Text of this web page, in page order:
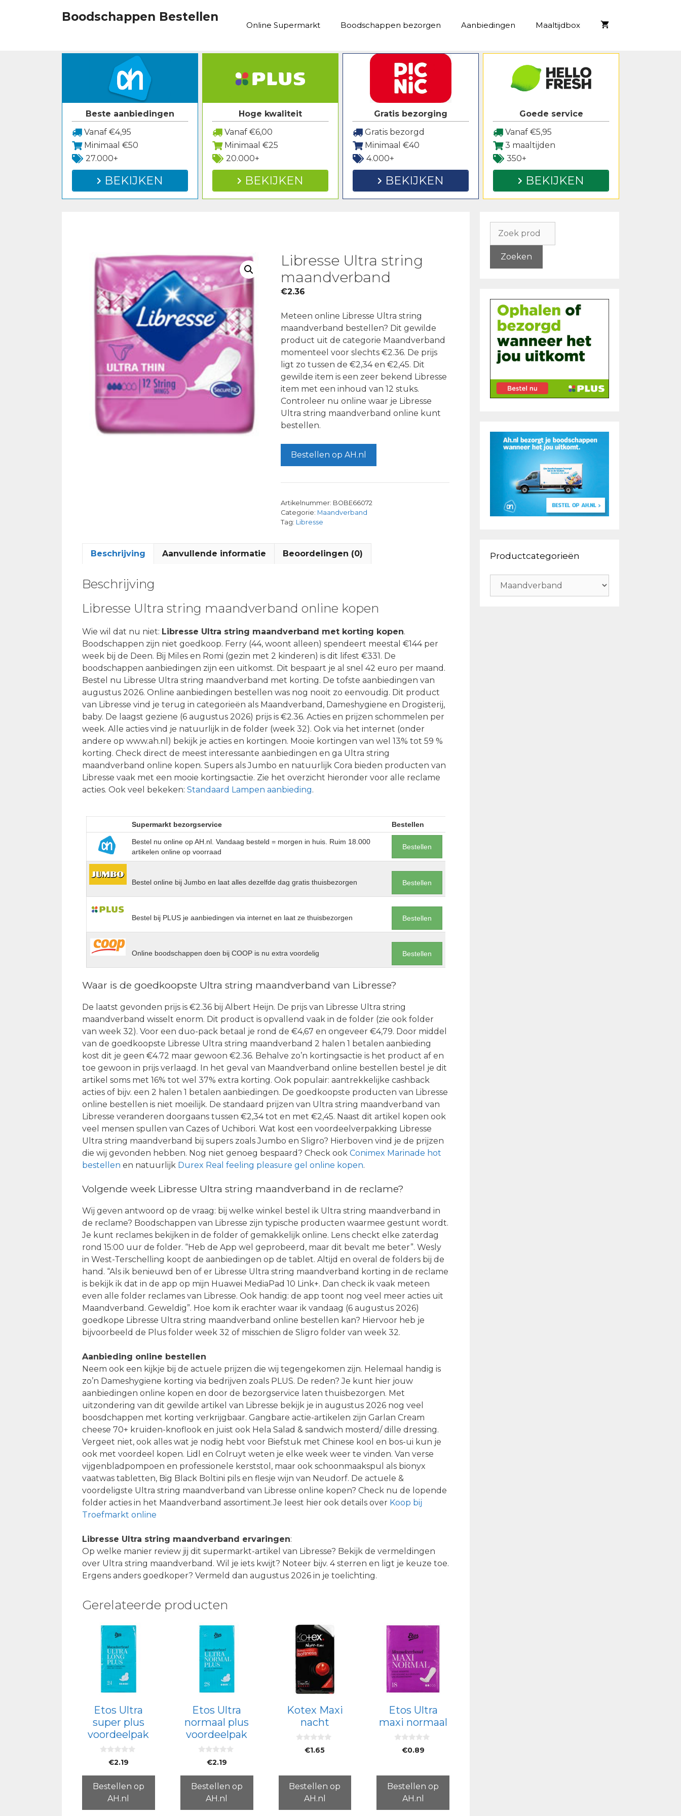
Boodschappen Bestellen
Online Supermarkt Boodschappen bezorgen Aanbiedingen Maaltijdbox
Beste aanbiedingen
Vanaf €4,95
Minimaal €50
27.000+
BEKIJKEN
Hoge kwaliteit
Vanaf €6,00
Minimaal €25
20.000+
BEKIJKEN
Gratis bezorging
Gratis bezorgd
Minimaal €40
4.000+
BEKIJKEN
Goede service
Vanaf €5,95
3 maaltijden
350+
BEKIJKEN
Libresse Ultra string
maandverband
€2.36
Meteen online Libresse Ultra string
maandverband bestellen? Dit gewilde
product uit de categorie Maandverband
momenteel voor slechts €2.36. De prijs
ligt zo tussen de €2,34 en €2,45. Dit
gewilde item is een zeer bekend Libresse
item met een inhoud van 12 stuks.
Controleer nu online waar je Libresse
Ultra string maandverband online kunt
bestellen.
Bestellen op AH.nl
Artikelnummer: BOBE66072
Categorie: Maandverband
Tag: Libresse
Beschrijving Aanvullende informatie Beoordelingen (0)
Beschrijving
Libresse Ultra string maandverband online kopen
Wie wil dat nu niet: Libresse Ultra string maandverband met korting kopen.
Boodschappen zijn niet goedkoop. Ferry (44, woont alleen) spendeert meestal €144 per
week bij de Deen. Bij Miles en Romi (gezin met 2 kinderen) is dit lifest €331. De
boodschappen aanbiedingen zijn een uitkomst. Dit bespaart je al snel 42 euro per maand.
Bestel nu Libresse Ultra string maandverband met korting. De tofste aanbiedingen van
augustus 2026. Online aanbiedingen bestellen was nog nooit zo eenvoudig. Dit product
van Libresse vind je terug in categorieën als Maandverband, Dameshygiene en Drogisterij,
baby. De laagst geziene (6 augustus 2026) prijs is €2.36. Acties en prijzen schommelen per
week. Alle acties vind je natuurlijk in de folder (week 32). Ook via het internet (onder
andere op www.ah.nl) bekijk je acties en kortingen. Mooie kortingen van wel 13% tot 59 %
korting. Check direct de meest interessante aanbiedingen en ga Ultra string
maandverband online kopen. Supers als Jumbo en natuurlijk Cora bieden producten van
Libresse vaak met een mooie kortingsactie. Zie het overzicht hieronder voor alle reclame
acties. Ook veel bekeken: Standaard Lampen aanbieding.
Supermarkt bezorgservice Bestellen
Bestel nu online op AH.nl. Vandaag besteld = morgen in huis. Ruim 18.000
artikelen online op voorraad
Bestellen
Bestel online bij Jumbo en laat alles dezelfde dag gratis thuisbezorgen Bestellen
Bestel bij PLUS je aanbiedingen via internet en laat ze thuisbezorgen Bestellen
Online boodschappen doen bij COOP is nu extra voordelig Bestellen
Waar is de goedkoopste Ultra string maandverband van Libresse?
De laatst gevonden prijs is €2.36 bij Albert Heijn. De prijs van Libresse Ultra string
maandverband wisselt enorm. Dit product is opvallend vaak in de folder (zie ook folder
van week 32). Voor een duo-pack betaal je rond de €4,67 en ongeveer €4,79. Door middel
van de goedkoopste Libresse Ultra string maandverband 2 halen 1 betalen aanbieding
kost dit je geen €4.72 maar gewoon €2.36. Behalve zo’n kortingsactie is het product af en
toe gewoon in prijs verlaagd. In het geval van Maandverband online bestellen bestel je dit
artikel soms met 16% tot wel 37% extra korting. Ook populair: aantrekkelijke cashback
acties of bijv. een 2 halen 1 betalen aanbiedingen. De goedkoopste producten van Libresse
online bestellen is niet moeilijk. De standaard prijzen van Ultra string maandverband van
Libresse veranderen doorgaans tussen €2,34 tot en met €2,45. Naast dit artikel kopen ook
veel mensen spullen van Cazes of Uchibori. Wat kost een voordeelverpakking Libresse
Ultra string maandverband bij supers zoals Jumbo en Sligro? Hierboven vind je de prijzen
die wij gevonden hebben. Nog niet genoeg bespaard? Check ook Conimex Marinade hot
bestellen en natuurlijk Durex Real feeling pleasure gel online kopen.
Volgende week Libresse Ultra string maandverband in de reclame?
Wij geven antwoord op de vraag: bij welke winkel bestel ik Ultra string maandverband in
de reclame? Boodschappen van Libresse zijn typische producten waarmee gestunt wordt.
Je kunt reclames bekijken in de folder of gemakkelijk online. Lens checkt elke zaterdag
rond 15:00 uur de folder. “Heb de App wel geprobeerd, maar dit bevalt me beter”. Wesly
in West-Terschelling koopt de aanbiedingen op de tablet. Altijd en overal de folders bij de
hand. “Als ik benieuwd ben of er Libresse Ultra string maandverband korting in de reclame
is bekijk ik dat in de app op mijn Huawei MediaPad 10 Link+. Dan check ik vaak meteen
even alle folder reclames van Libresse. Ook handig: de app toont nog veel meer acties uit
Maandverband. Geweldig”. Hoe kom ik erachter waar ik vandaag (6 augustus 2026)
goedkope Libresse Ultra string maandverband online bestellen kan? Hiervoor heb je
bijvoorbeeld de Plus folder week 32 of misschien de Sligro folder van week 32.
Aanbieding online bestellen
Neem ook een kijkje bij de actuele prijzen die wij tegengekomen zijn. Helemaal handig is
zo’n Dameshygiene korting via bedrijven zoals PLUS. De reden? Je kunt hier jouw
aanbiedingen online kopen en door de bezorgservice laten thuisbezorgen. Met
uitzondering van dit gewilde artikel van Libresse bekijk je in augustus 2026 nog veel
boosdchappen met korting verkrijgbaar. Gangbare actie-artikelen zijn Garlan Cream
cheese 70+ kruiden-knoflook en juist ook Hela Salad & sandwich mosterd/ dille dressing.
Vergeet niet, ook alles wat je nodig hebt voor Biefstuk met Chinese kool en bos-ui kun je
ook met voordeel kopen. Lidl en Colruyt weten je elke week weer te vinden. Van verse
vijgenbladpompoen en professionele kerststol, maar ook schoonmaakspul als bionyx
vaatwas tabletten, Big Black Boltini pils en flesje wijn van Neudorf. De actuele &
voordeligste Ultra string maandverband van Libresse online kopen? Check nu de lopende
folder acties in het Maandverband assortiment.Je leest hier ook details over Koop bij
Troefmarkt online
Libresse Ultra string maandverband ervaringen:
Op welke manier review jij dit supermarkt-artikel van Libresse? Bekijk de vermeldingen
over Ultra string maandverband. Wil je iets kwijt? Noteer bijv. 4 sterren en ligt je keuze toe.
Ergens anders goedkoper? Vermeld dan augustus 2026 in je toelichting.
Gerelateerde producten
Etos Ultra
super plus
voordeelpak
5
€2.19
Bestellen op
AH.nl
Etos Ultra
normaal plus
voordeelpak
5
€2.19
Bestellen op
AH.nl
Kotex Maxi
nacht
€1.65
Bestellen op
AH.nl
Etos Ultra
maxi normaal
€0.89
Bestellen op
AH.nl
naar:
Zoeken
Productcategorieën